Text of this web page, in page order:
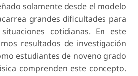
solamente desde el modelo
grandes dificultades para
cotidianas. En este
resultados de investigación
estudiantes de noveno grado
comprenden este concepto.